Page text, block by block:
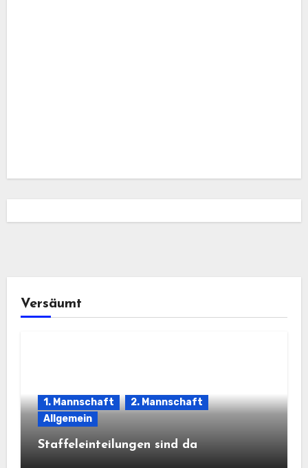
Versäumt
1. Mannschaft
2. Mannschaft
Allgemein
Staffeleinteilungen sind da